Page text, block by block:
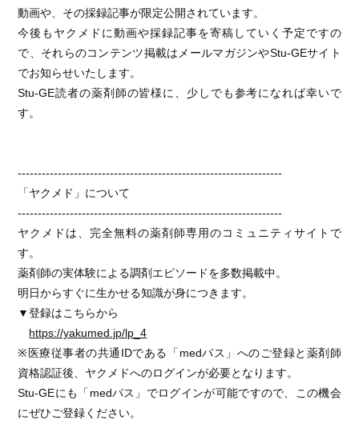
動画や、その採録記事が限定公開されています。
今後もヤクメドに動画や採録記事を寄稿していく予定ですの
で、それらのコンテンツ掲載はメールマガジンやStu-GEサイト
でお知らせいたします。
Stu-GE読者の薬剤師の皆様に、少しでも参考になれば幸いで
す。
------------------------------------------------------------------
「ヤクメド」について
------------------------------------------------------------------
ヤクメドは、完全無料の薬剤師専用のコミュニティサイトで
す。
薬剤師の実体験による調剤エピソードを多数掲載中。
明日からすぐに生かせる知識が身につきます。
▼登録はこちらから
https://yakumed.jp/lp_4
※医療従事者の共通IDである「medパス」へのご登録と薬剤師
資格認証後、ヤクメドへのログインが必要となります。
Stu-GEにも「medパス」でログインが可能ですので、この機会
にぜひご登録ください。